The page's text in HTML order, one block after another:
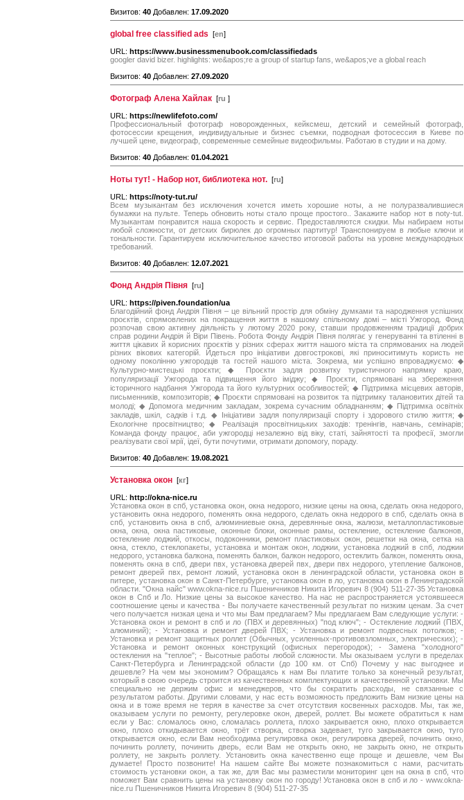
Визитов: 40 Добавлен: 17.09.2020
global free classified ads [en]
URL: https://www.businessmenubook.com/classifiedads
googler david bizer. highlights: we&apos;re a group of startup fans, we&apos;ve a global reach
Визитов: 40 Добавлен: 27.09.2020
Фотограф Алена Хайлак [ru ]
URL: https://newlifefoto.com/
Профессиональный фотограф новорожденных, кейксмеш, детский и семейный фотограф,
фотосессии крещения, индивидуальные и бизнес съемки, подводная фотосессия в Киеве по
лучшей цене, видеограф, современные семейные видеофильмы. Работаю в студии и на дому.
Визитов: 40 Добавлен: 01.04.2021
Ноты тут! - Набор нот, библиотека нот. [ru]
URL: https://noty-tut.ru/
Всем музыкантам без исключения хочется иметь хорошие ноты, а не полуразвалившиеся
бумажки на пульте. Теперь обновить ноты стало проще простого.. Закажите набор нот в noty-tut.
Музыкантам понравится наша скорость и сервис. Предоставляются скидки. Мы набираем ноты
любой сложности, от детских бирюлек до огромных партитур! Транспонируем в любые ключи и
тональности. Гарантируем исключительное качество итоговой работы на уровне международных
требований.
Визитов: 40 Добавлен: 12.07.2021
Фонд Андрія Півня [ru]
URL: https://piven.foundation/ua
Благодійний фонд Андрія Півня – це вільний простір для обміну думками та народження успішних
проєктів, спрямовлених на покращення життя в нашому спільному домі – місті Ужгород. Фонд
розпочав свою активну діяльність у лютому 2020 року, ставши продовженням традиції добрих
справ родини Андрія й Віри Півень. Робота Фонду Андрія Півня полягає у генеруванні та втіленні в
життя цікавих й корисних проєктів у різних сферах життя нашого міста та спрямованих на людей
різних вікових категорій. Йдеться про ініціативи довгострокові, які приноситимуть користь не
одному поколінню ужгородців та гостей нашого міста. Зокрема, ми успішно впроваджуємо: ◆
Культурно-мистецькі проєкти; ◆ Проєкти задля розвитку туристичного напрямку краю,
популяризації Ужгорода та підвищення його іміджу; ◆ Проєкти, спрямовані на збереження
історичного надбання Ужгорода та його культурних особливостей; ◆ Підтримка місцевих авторів,
письменників, композиторів; ◆ Проєкти спрямовані на розвиток та підтримку талановитих дітей та
молоді; ◆ Допомога медичним закладам, зокрема сучасним обладнанням; ◆ Підтримка освітніх
закладів, шкіл, садків і т.д. ◆ Ініціативи задля популяризації спорту і здорового стилю життя; ◆
Екологічне просвітництво; ◆ Реалізація просвітницьких заходів: тренінгів, навчань, семінарів;
Команда фонду працює, аби ужгородці незалежно від віку, статі, зайнятості та професії, змогли
реалізувати свої мрії, ідеї, бути почутими, отримати допомогу, пораду.
Визитов: 40 Добавлен: 19.08.2021
Установка окон [кг]
URL: http://okna-nice.ru
Установка окон в спб, установка окон, окна недорого, низкие цены на окна, сделать окна недорого,
установить окна недорого, поменять окна недорого, сделать окна недорого в спб, сделать окна в
спб, установить окна в спб, алюминиевые окна, деревянные окна, жалюзи, металлопластиковые
окна, окна, окна пастиковые, оконные блоки, оконные рамы, остекление, остекление балконов,
остекление лоджий, откосы, подоконники, ремонт пластиковых окон, решетки на окна, сетка на
окна, стекло, стеклопакеты, установка и монтаж окон, лоджии, установка лоджий в спб, лоджии
недорого, установка балкона, поменять балкон, балкон недорого, остеклить балкон, поменять окна,
поменять окна в спб, двери пвх, установка дверей пвх, двери пвх недорого, утепление балконов,
ремонт дверей пвх, ремонт ложий, установка окон в ленинградской области, установка окон в
питере, установка окон в Санкт-Петербурге, установка окон в ло, установка окон в Ленинградской
области. "Окна найс" www.okna-nice.ru Пшеничников Никита Игоревич 8 (904) 511-27-35 Установка
окон в Спб и Ло. Низкие цены за высокое качество. На нас не распространяется устоявшееся
соотношение цены и качества - Вы получаете качественный результат по низким ценам. За счет
чего получается низкая цена и что мы Вам предлагаем? Мы предлагаем Вам следующие услуги: -
Установка окон и ремонт в спб и ло (ПВХ и деревянных) "под ключ"; - Остекление лоджий (ПВХ,
алюминий); - Установка и ремонт дверей ПВХ; - Установка и ремонт подвесных потолков; -
Установка и ремонт защитных роллет (Обычных, усиленных-противовзломных, электрических); -
Установка и ремонт оконных конструкций (офисных перегородок); - Замена "холодного"
остекления на "теплое"; - Высотные работы любой сложности. Мы оказываем услуги в пределах
Санкт-Петербурга и Ленинградской области (до 100 км. от Спб) Почему у нас выгоднее и
дешевле? На чем мы экономим? Обращаясь к нам Вы платите только за конечный результат,
который в свою очередь строится из качественных комплектующих и качественной установки. Мы
специально не держим офис и менеджеров, что бы сократить расходы, не связанные с
результатом работы. Другими словами, у нас есть возможность предложить Вам низкие цены на
окна и в тоже время не теряя в качестве за счет отсутствия косвенных расходов. Мы, так же,
оказываем услуги по ремонту, регулеровке окон, дверей, роллет. Вы можете обратиться к нам
если у Вас: сломалось окно, сломалась роллета, плохо закрывается окно, плохо открывается
окно, плохо откидывается окно, трёт створка, створка задевает, туго закрывается окно, туго
открывается окно, если Вам необходима регулировка окон, регулировка дверей, починить окно,
починить роллету, починить дверь, если Вам не открыть окно, не закрыть окно, не открыть
роллету, не закрыть роллету. Установить окна качественно еще проще и дешевле, чем Вы
думаете! Просто позвоните! На нашем сайте Вы можете познакомиться с нами, расчитать
стоимость установки окон, а так же, для Вас мы разместили мониторинг цен на окна в спб, что
поможет Вам сравнить цены на установку окон по городу! Установка окон в спб и ло - www.okna-
nice.ru Пшеничников Никита Игоревич 8 (904) 511-27-35